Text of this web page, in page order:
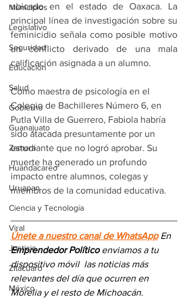
Municipios
Legislativo
Seguridad
Educación
Salud
Gobierno
Guanajuato
Zamora
Huandacareo
Uruapan
Ciencia y Tecnología
Viral
Justicia
Zitácuaro
México
ubicado en el estado de Oaxaca. La
principal línea de investigación sobre su
feminicidio señala como posible motivo
un conflicto derivado de una mala
calificación asignada a un alumno.
Como maestra de psicología en el
Colegio de Bachilleres Número 6, en
Putla Villa de Guerrero, Fabiola habría
sido atacada presuntamente por un
estudiante que no logró aprobar. Su
muerte ha generado un profundo
impacto entre alumnos, colegas y
miembros de la comunidad educativa.
Únete a nuestro canal de WhatsApp En
Emprendedor Político enviamos a tu
dispositivo móvil las noticias más
relevantes del día que ocurren en
Morelia y el resto de Michoacán.